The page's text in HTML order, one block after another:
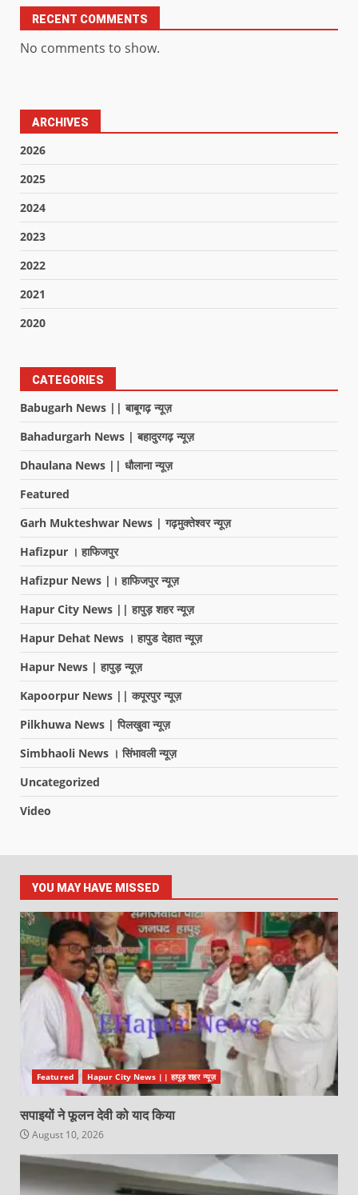
RECENT COMMENTS
No comments to show.
ARCHIVES
2026
2025
2024
2023
2022
2021
2020
CATEGORIES
Babugarh News || बाबूगढ़ न्यूज़
Bahadurgarh News | बहादुरगढ़ न्यूज़
Dhaulana News || धौलाना न्यूज़
Featured
Garh Mukteshwar News | गढ़मुक्तेश्वर न्यूज़
Hafizpur । हाफिजपुर
Hafizpur News |। हाफिजपुर न्यूज़
Hapur City News || हापुड़ शहर न्यूज़
Hapur Dehat News । हापुड देहात न्यूज़
Hapur News | हापुड़ न्यूज़
Kapoorpur News || कपूरपुर न्यूज़
Pilkhuwa News | पिलखुवा न्यूज़
Simbhaoli News । सिंभावली न्यूज़
Uncategorized
Video
YOU MAY HAVE MISSED
Featured Hapur City News || हापुड़ शहर न्यूज़
सपाइयों ने फूलन देवी को याद किया
August 10, 2026